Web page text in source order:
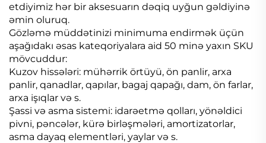
etdiyimiz hər bir aksesuarın dəqiq uyğun gəldiyinə
əmin oluruq.
Gözləmə müddətinizi minimuma endirmək üçün
aşağıdakı əsas kateqoriyalara aid 50 minə yaxın SKU
mövcuddur:
Kuzov hissələri: mühərrik örtüyü, ön panlir, arxa
panlir, qanadlar, qapılar, bagaj qapağı, dam, ön farlar,
arxa işıqlar və s.
Şassi və asma sistemi: idarəetmə qolları, yönəldici
pivni, pəncələr, kürə birləşmələri, amortizatorlar,
asma dayaq elementləri, yaylar və s.